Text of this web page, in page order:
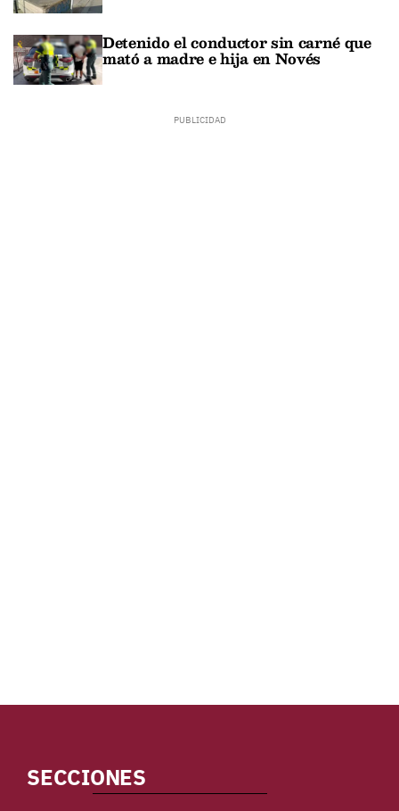
Detenido el conductor sin carné que
mató a madre e hija en Novés
SECCIONES